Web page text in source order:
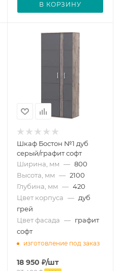
В КОРЗИНУ
Шкаф Бостон №1 дуб
серый/графит софт
Ширина, мм — 800
Высота, мм — 2100
Глубина, мм — 420
Цвет корпуса — дуб
грей
Цвет фасада — графит
софт
изготовление под заказ
18 950 ₽/шт